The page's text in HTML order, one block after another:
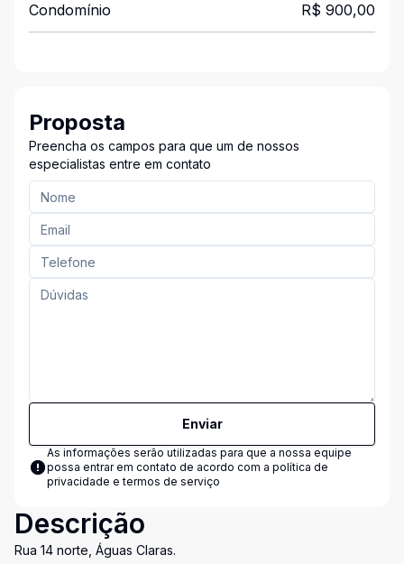
Condomínio R$ 900,00
Proposta
Preencha os campos para que um de nossos
especialistas entre em contato
Enviar
As informações serão utilizadas para que a nossa equipe
possa entrar em contato de acordo com a política de
privacidade e termos de serviço
Descrição
Rua 14 norte, Águas Claras.